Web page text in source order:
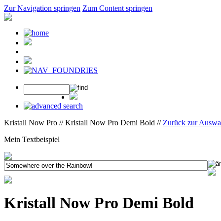
Zur Navigation springen Zum Content springen
Kristall Now Pro // Kristall Now Pro Demi Bold // Zurück zur
Mein Textbeispiel
Kristall Now Pro Demi Bold